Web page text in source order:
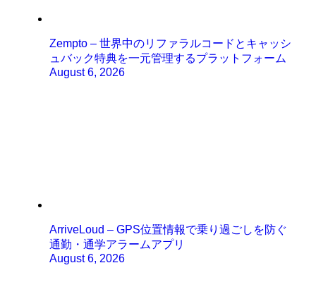
Zempto – 世界中のリファラルコードとキャッシ
ュバック特典を一元管理するプラットフォーム
August 6, 2026
ArriveLoud – GPS位置情報で乗り過ごしを防ぐ
通勤・通学アラームアプリ
August 6, 2026